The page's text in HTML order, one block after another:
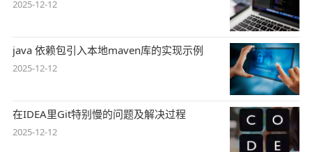
2025-12-12
java 依赖包引入本地maven库的实现示例
2025-12-12
在IDEA里Git特别慢的问题及解决过程
2025-12-12